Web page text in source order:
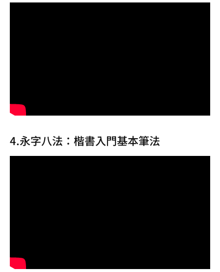
4.永字八法：楷書入門基本筆法